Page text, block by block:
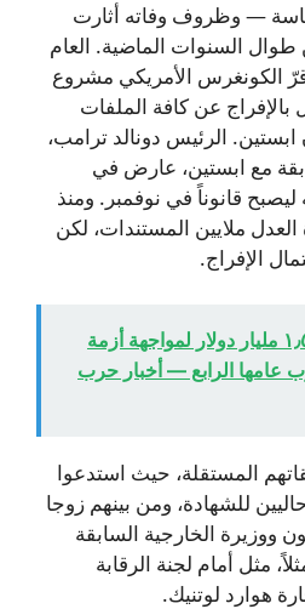
— وظروف وفاته أثارت
السنوات الماضية. العام
الكونغرس الأمريكي مشروع
بالإفراج عن كافة الملفات
ابستين. الرئيس دونالد ترامب،
مع ابستين، عارض في
ليصبح قانوناً في نوفمبر. ومنذ
ملايين المستندات، لكن
الإفراج.
دول تتعهد بتقديم ١٫٥ مليار دولار لمواجهة أزمة
عامها الرابع — أخبار حرب
المستقلة، حيث استدعوا
للشهادة، ومن بينهم زوجا
ووزيرة الخارجية السابقة
مثل أمام لجنة الرقابة
هوارد لوتنيك.